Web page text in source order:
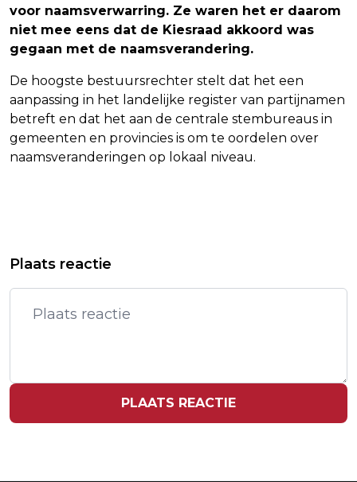
voor naamsverwarring. Ze waren het er daarom
niet mee eens dat de Kiesraad akkoord was
gegaan met de naamsverandering.
De hoogste bestuursrechter stelt dat het een
aanpassing in het landelijke register van partijnamen
betreft en dat het aan de centrale stembureaus in
gemeenten en provincies is om te oordelen over
naamsveranderingen op lokaal niveau.
GROOTSTE SOLOSHOW IN AFAS LIVE
RAAD VAN STATE KEURT
NAAMSVERANDERING GROENLINKS-
PVDA GOED
Plaats reactie
PLAATS REACTIE